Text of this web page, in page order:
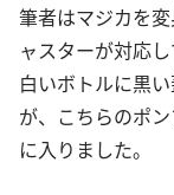
筆者はマジカを
ャスターが対応し
白いボトルに黒
が、こちらのポ
に入りました。